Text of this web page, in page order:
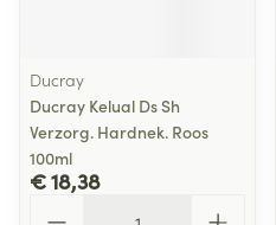
Ducray
Ducray Kelual Ds Sh
Verzorg. Hardnek. Roos
100ml
€ 18,38